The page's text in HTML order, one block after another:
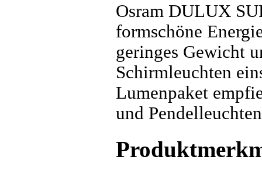
Osram DULUX
formschöne
geringes Gewicht
Schirmleuchten
Lumenpaket
und